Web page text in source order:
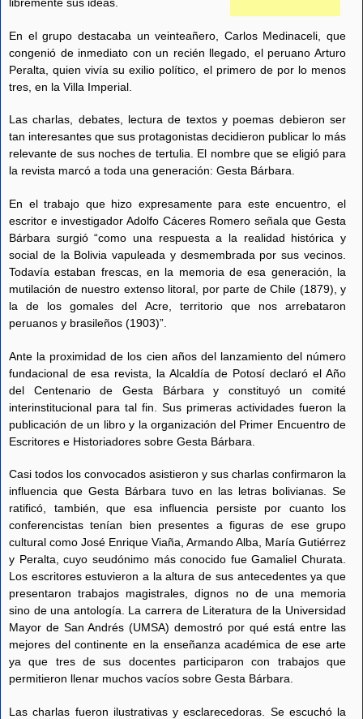
En el grupo destacaba un veinteañero, Carlos Medinaceli, que
congenió de inmediato con un recién llegado, el peruano Arturo
Peralta, quien vivía su exilio político, el primero de por lo menos
tres, en la Villa Imperial.
Las charlas, debates, lectura de textos y poemas debieron ser
tan interesantes que sus protagonistas decidieron publicar lo más
relevante de sus noches de tertulia. El nombre que se eligió para
la revista marcó a toda una generación: Gesta Bárbara.
En el trabajo que hizo expresamente para este encuentro, el
escritor e investigador Adolfo Cáceres Romero señala que Gesta
Bárbara surgió “como una respuesta a la realidad histórica y
social de la Bolivia vapuleada y desmembrada por sus vecinos.
Todavía estaban frescas, en la memoria de esa generación, la
mutilación de nuestro extenso litoral, por parte de Chile (1879), y
la de los gomales del Acre, territorio que nos arrebataron
peruanos y brasileños (1903)”.
Ante la proximidad de los cien años del lanzamiento del número
fundacional de esa revista, la Alcaldía de Potosí declaró el Año
del Centenario de Gesta Bárbara y constituyó un comité
interinstitucional para tal fin. Sus primeras actividades fueron la
publicación de un libro y la organización del Primer Encuentro de
Escritores e Historiadores sobre Gesta Bárbara.
Casi todos los convocados asistieron y sus charlas confirmaron la
influencia que Gesta Bárbara tuvo en las letras bolivianas. Se
ratificó, también, que esa influencia persiste por cuanto los
conferencistas tenían bien presentes a figuras de ese grupo
cultural como José Enrique Viaña, Armando Alba, María Gutiérrez
y Peralta, cuyo seudónimo más conocido fue Gamaliel Churata.
Los escritores estuvieron a la altura de sus antecedentes ya que
presentaron trabajos magistrales, dignos no de una memoria
sino de una antología. La carrera de Literatura de la Universidad
Mayor de San Andrés (UMSA) demostró por qué está entre las
mejores del continente en la enseñanza académica de ese arte
ya que tres de sus docentes participaron con trabajos que
permitieron llenar muchos vacíos sobre Gesta Bárbara.
Las charlas fueron ilustrativas y esclarecedoras. Se escuchó la